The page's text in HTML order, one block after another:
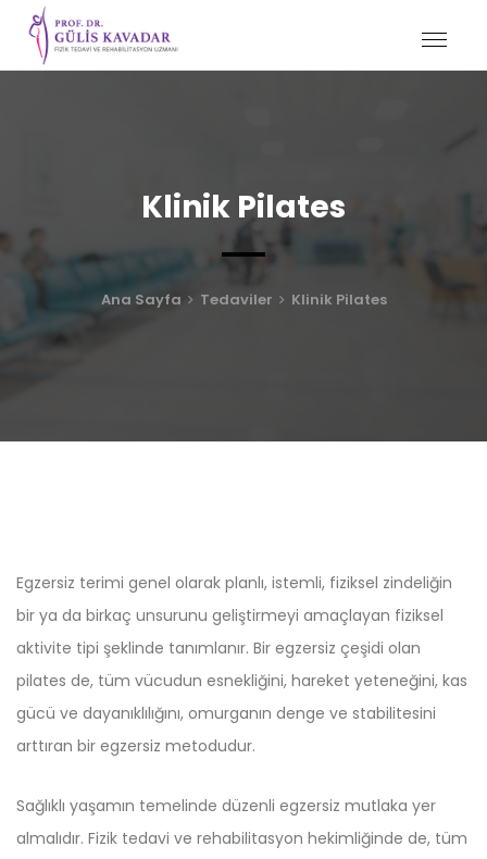
Klinik Pilates
Ana Sayfa Tedaviler Klinik Pilates
Egzersiz terimi genel olarak planlı, istemli, fiziksel zindeliğin
bir ya da birkaç unsurunu geliştirmeyi amaçlayan fiziksel
aktivite tipi şeklinde tanımlanır. Bir egzersiz çeşidi olan
pilates de, tüm vücudun esnekliğini, hareket yeteneğini, kas
gücü ve dayanıklılığını, omurganın denge ve stabilitesini
arttıran bir egzersiz metodudur.
Sağlıklı yaşamın temelinde düzenli egzersiz mutlaka yer
almalıdır. Fizik tedavi ve rehabilitasyon hekimliğinde de, tüm